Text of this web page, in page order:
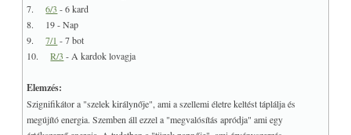
7.6/3 - 6 kard
8. 19 - Nap
9.7/1 - 7 bot
10.R/3 - A kardok lovagja
Elemzés:
Szignifikátor a "szelek királynője", ami a szellemi életre keltést táplálja és
megújító energia. Szemben áll ezzel a "megvalósítás apródja" ami egy